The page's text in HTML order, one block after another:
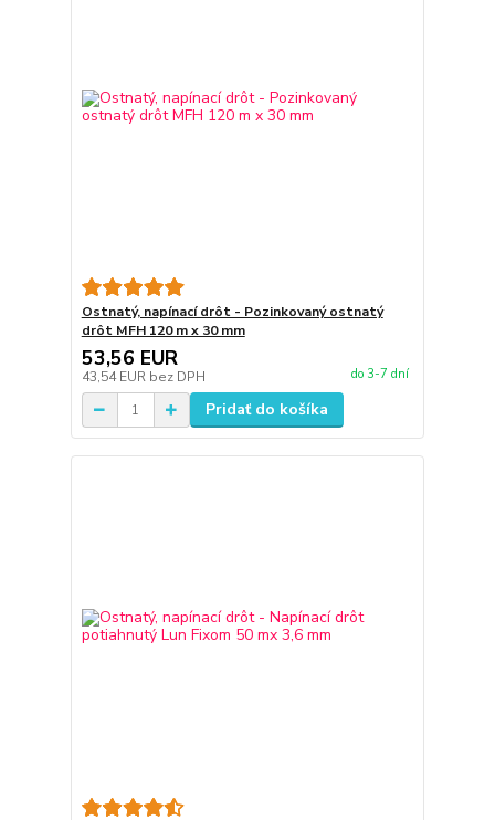
Ostnatý, napínací drôt - Pozinkovaný ostnatý
drôt MFH 120 m x 30 mm
53,56 EUR
43,54 EUR bez DPH do 3-7 dní
Pridať do košíka